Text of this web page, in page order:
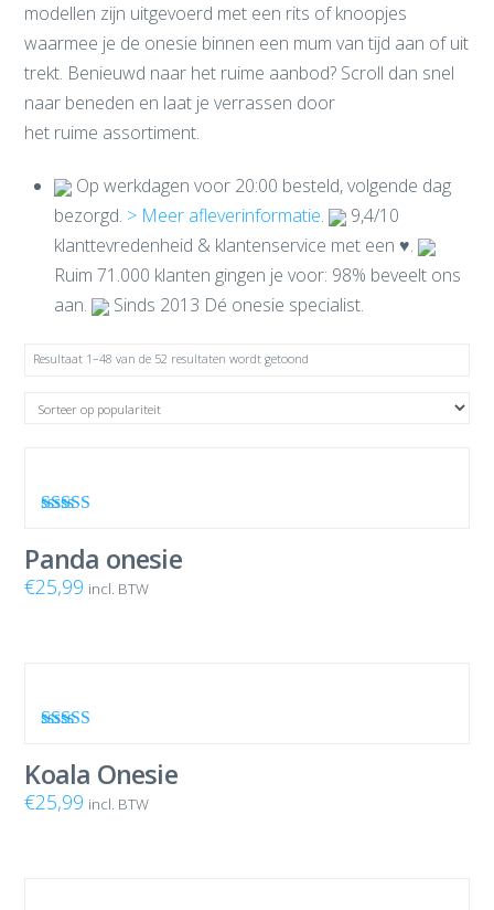
modellen zijn uitgevoerd met een rits of knoopjes
waarmee je de onesie binnen een mum van tijd aan of uit
trekt. Benieuwd naar het ruime aanbod? Scroll dan snel
naar beneden en laat je verrassen door
het ruime assortiment.
Op werkdagen voor 20:00 besteld, volgende dag
bezorgd. > Meer afleverinformatie.
9,4/10
klanttevredenheid & klantenservice met een ♥.
Ruim 71.000 klanten gingen je voor: 98% beveelt ons
aan.
Sinds 2013 Dé onesie specialist.
Resultaat 1–48 van de 52 resultaten wordt getoond
uit 5
Panda onesie
€25,99 incl. BTW
4.80uit 5
Koala Onesie
€25,99 incl. BTW